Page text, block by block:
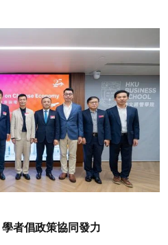
者倡政策協同發力